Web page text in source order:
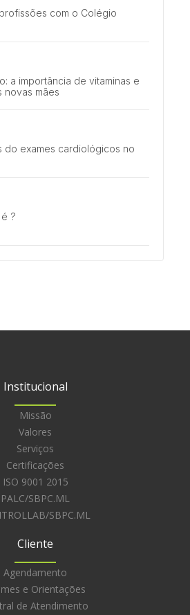
com o Colégio
a importância de vitaminas e
novas mães
do exames cardiológicos no
?
Institucional
Missão
Valores
Serviços
Certificações
ISO 9001 2015
PALC/SBPC.ML
SBPC.ML
Cliente
Agendamento
e Orientações
de Atendimento